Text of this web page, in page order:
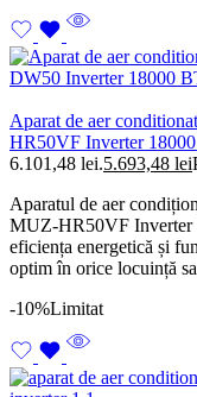
Aparat de aer
HR50VF Inverter
6.101,48 lei.5.693,48 lei
Aparatul de aer
MUZ-HR50VF Inverter
eficiența energetică și
optim în orice locuință
-10%Limitat